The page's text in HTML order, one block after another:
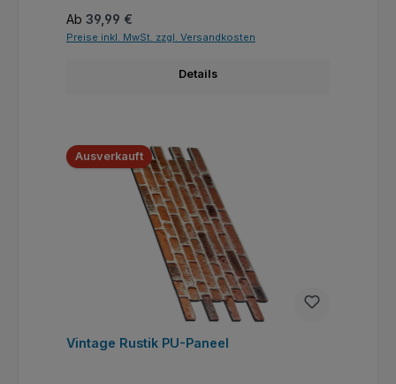
Regulärer Preis:
Ab 39,99 €
Preise inkl. MwSt. zzgl. Versandkosten
Details
Ausverkauft
Vintage Rustik PU-Paneel